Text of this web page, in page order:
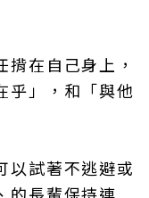
在自己身上，
乎」，和「與他
以試著不逃避或